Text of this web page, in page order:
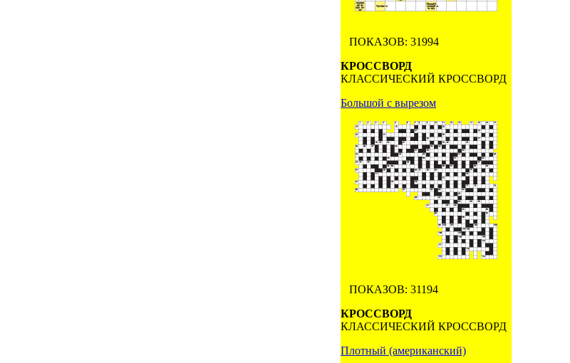
ПОКАЗОВ: 31994
КРОССВОРД
КЛАССИЧЕСКИЙ КРОССВОРД
Большой с вырезом
ПОКАЗОВ: 31194
КРОССВОРД
КЛАССИЧЕСКИЙ КРОССВОРД
Плотный (американский)